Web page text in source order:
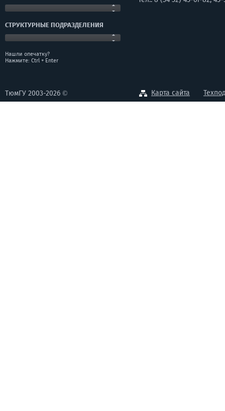
СТРУКТУРНЫЕ ПОДРАЗДЕЛЕНИЯ
Нашли опечатку?
Нажмите: Ctrl + Enter
ТюмГУ 2003-2026 © Карта сайта